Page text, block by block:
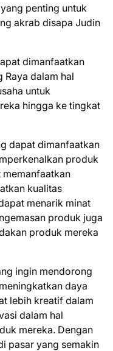
penting untuk
akrab disapa Judin
dimanfaatkan
Raya dalam hal
untuk
hingga ke tingkat
dapat dimanfaatkan
produk
memanfaatkan
kualitas
menarik minat
produk juga
produk mereka
ingin mendorong
daya
lebih kreatif dalam
dalam hal
mereka. Dengan
pasar yang semakin